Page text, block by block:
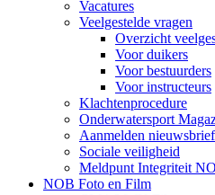
Vacatures
Veelgestelde vragen
Overzicht
Voor duikers
Voor bestuurders
Voor instructeurs
Klachtenprocedure
Onderwatersport
Aanmelden nieuwsbrief
Sociale veiligheid
Meldpunt Integriteit
NOB Foto en Film